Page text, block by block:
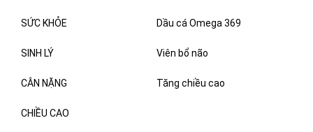
SỨC KHỎE Dầu cá Omega 369
SINH LÝ Viên bổ não
CÂN NẶNG Tăng chiều cao
CHIỀU CAO